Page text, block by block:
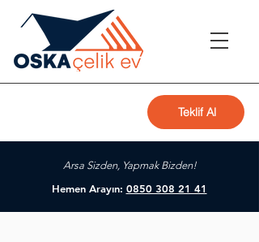
Teklif Al
Arsa Sizden, Yapmak Bizden!
Hemen Arayın: 0850 308 21 41